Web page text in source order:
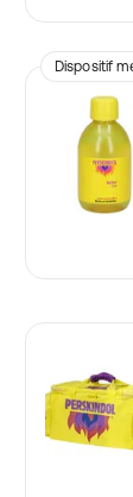
Dispositif